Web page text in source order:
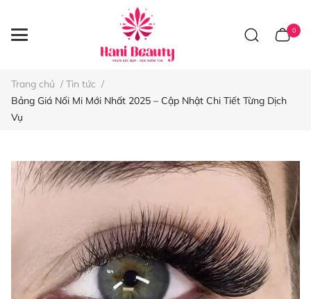
0
Trang chủ / Tin tức /
Bảng Giá Nối Mi Mới Nhất 2025 – Cập Nhật Chi Tiết Từng Dịch
Vụ